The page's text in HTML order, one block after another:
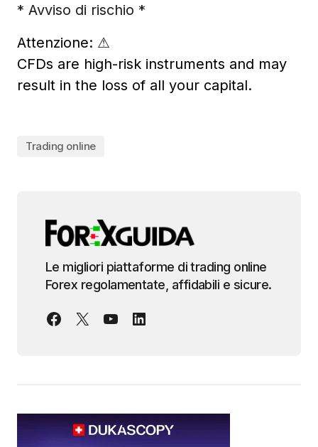
* Avviso di rischio *
Attenzione: ⚠
CFDs are high-risk instruments and may
result in the loss of all your capital.
Trading online
Le migliori piattaforme di trading online
Forex regolamentate, affidabili e sicure.